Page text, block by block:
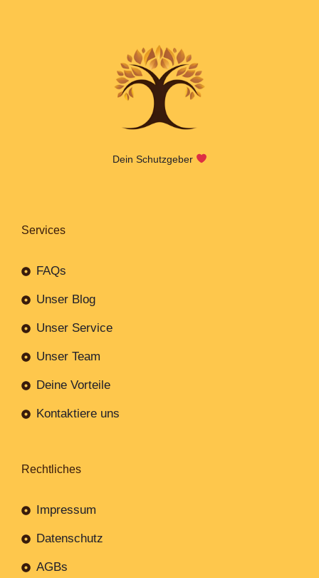
Dein Schutzgeber
Services
FAQs
Unser Blog
Unser Service
Unser Team
Deine Vorteile
Kontaktiere uns
Rechtliches
Impressum
Datenschutz
AGBs